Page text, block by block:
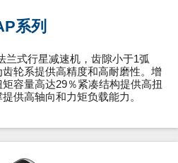
系列
兰式行星减速机，齿隙小于1弧
轮系提供高精度和高耐磨性。增
容量高达29％紧凑结构提供高扭
供高轴向和力矩负载能力。